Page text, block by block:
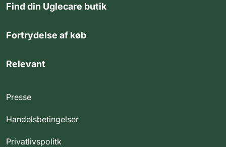
Find din Uglecare butik
Fortrydelse af køb
Relevant
Presse
Handelsbetingelser
Privatlivspolitk